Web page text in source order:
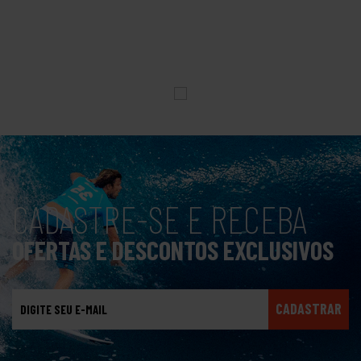
CADASTRE-SE E RECEBA
OFERTAS E DESCONTOS EXCLUSIVOS
CADASTRAR